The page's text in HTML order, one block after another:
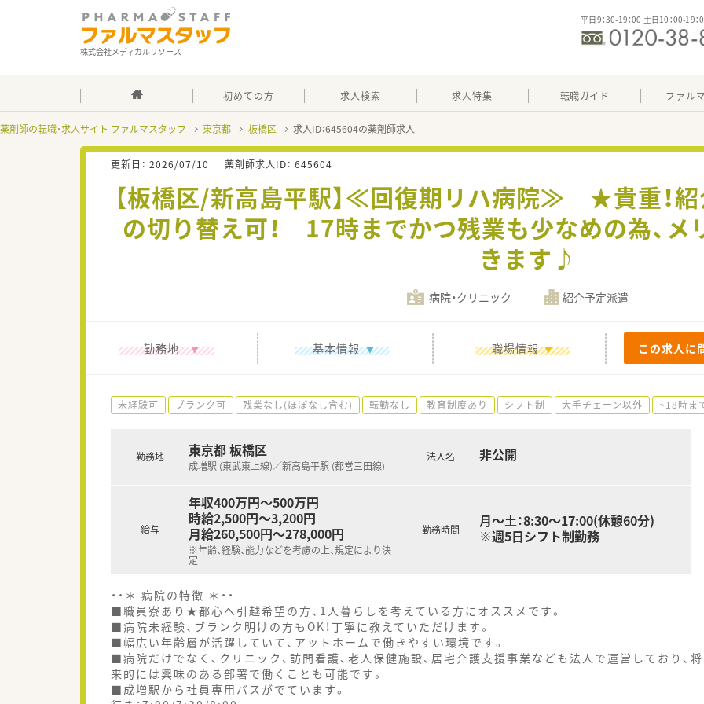
株式会社メディカルリソース
平日9：30-19：00 土日10：00-19
初めての方 求人検索 求人特集 転職ガイド ファル
薬剤師の転職・求人サイト ファルマスタッフ 東京都 板橋区 求人ID：645604の薬剤師求人
更新日： 2026/07/10 薬剤師求人ID： 645604
【板橋区/新高島平駅】≪回復期リハ病院≫ ★貴重！
の切り替え可！ 17時までかつ残業も少なめの為、メ
きます♪
病院・クリニック 紹介予定派遣
勤務地 基本情報 職場情報 この求人に
未経験可 ブランク可 残業なし(ほぼなし含む) 転勤なし 教育制度あり シフト制 大手チェーン以外 ~18時ま
勤務地 東京都 板橋区
成増駅 (東武東上線)／新高島平駅 (都営三田線)
給与
年収400万円～500万円
時給2,500円～3,200円
月給260,500円～278,000円
※年齢、経験、能力などを考慮の上、規定により決
定
法人名 非公開
勤務時間
月～土：8:30～17:00(休憩60分)
※週5日シフト制勤務
・・＊ 病院の特徴 ＊・・
■職員寮あり★都心へ引越希望の方、1人暮らしを考えている方にオススメです。
■病院未経験、ブランク明けの方もOK！丁寧に教えていただけます。
■幅広い年齢層が活躍していて、アットホームで働きやすい環境です。
■病院だけでなく、クリニック、訪問看護、老人保健施設、居宅介護支援事業なども法人で運営しており、将
来的には興味のある部署で働くことも可能です。
■成増駅から社員専用バスがでています。